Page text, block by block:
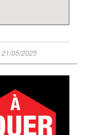
21/05/2025